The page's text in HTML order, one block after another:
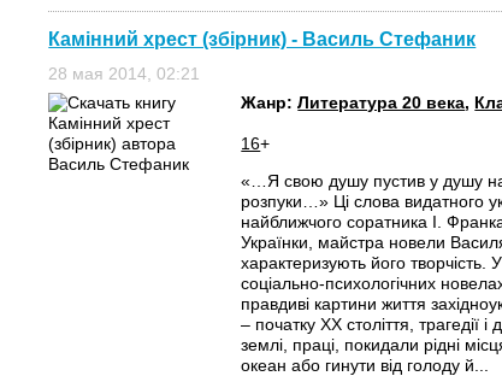
Камінний хрест (збірник) - Василь Стефаник
28 мая 2014, 02:21
Жанр:Литература 20 века,
16+
«…Я свою душу пустив у душу
розпуки…» Ці слова видатного
найближчого соратника І.
Українки, майстра новели
характеризують його творчість.
соціально-психологічних
правдиві картини життя
– початку ХХ століття, трагедії
землі, праці, покидали рідні
океан або гинути від голоду й...